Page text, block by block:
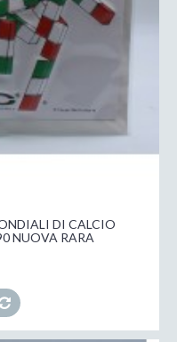
DI CALCIO
NUOVA RARA